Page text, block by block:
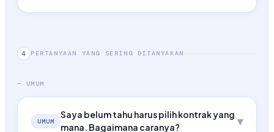
4 PERTANYAAN YANG SERING DITANYAKAN
— UMUM
UMUM
Saya belum tahu harus pilih kontrak yang
mana. Bagaimana caranya?
▾